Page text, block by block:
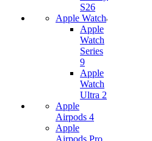
S26
Apple Watch
Apple
Watch
Series
9
Apple
Watch
Ultra 2
Apple
Airpods 4
Apple
Airpods Pro